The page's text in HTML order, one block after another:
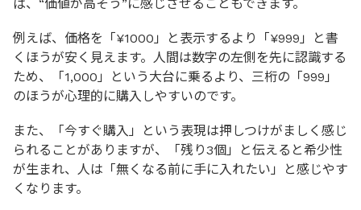
ば、“価値が高そう”に感じさせることもできます。
例えば、価格を「¥1000」と表示するより「¥999」と書
くほうが安く見えます。人間は数字の左側を先に認識する
ため、「1,000」という大台に乗るより、三桁の「999」
のほうが心理的に購入しやすいのです。
また、「今すぐ購入」という表現は押しつけがましく感じ
られることがありますが、「残り3個」と伝えると希少性
が生まれ、人は「無くなる前に手に入れたい」と感じやす
くなります。